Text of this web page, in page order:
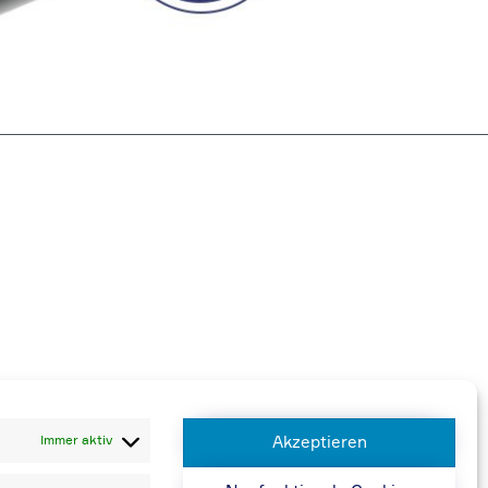
Immer aktiv Akzeptieren